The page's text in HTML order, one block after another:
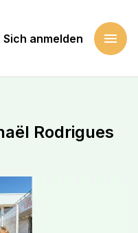
Sich anmelden menu
Rodrigues